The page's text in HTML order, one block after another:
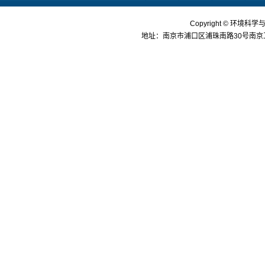
Copyright © 环境科学
地址：南京市浦口区浦珠南路30号南